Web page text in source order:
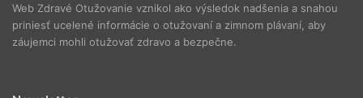
Web Zdravé Otužovanie vznikol ako výsledok nadšenia a snahou
priniesť ucelené informácie o otužovaní a zimnom plávaní, aby
záujemci mohli otužovať zdravo a bezpečne.